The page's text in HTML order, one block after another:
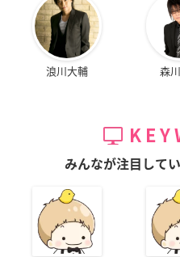
浪川大輔 森
みんなが注目して